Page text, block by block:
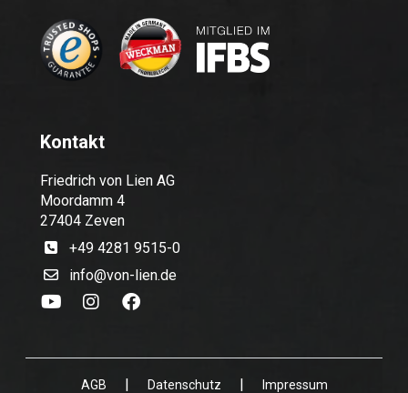
Kontakt
Friedrich von Lien AG
Moordamm 4
27404 Zeven
+49 4281 9515-0
info@von-lien.de
AGB | Datenschutz | Impressum